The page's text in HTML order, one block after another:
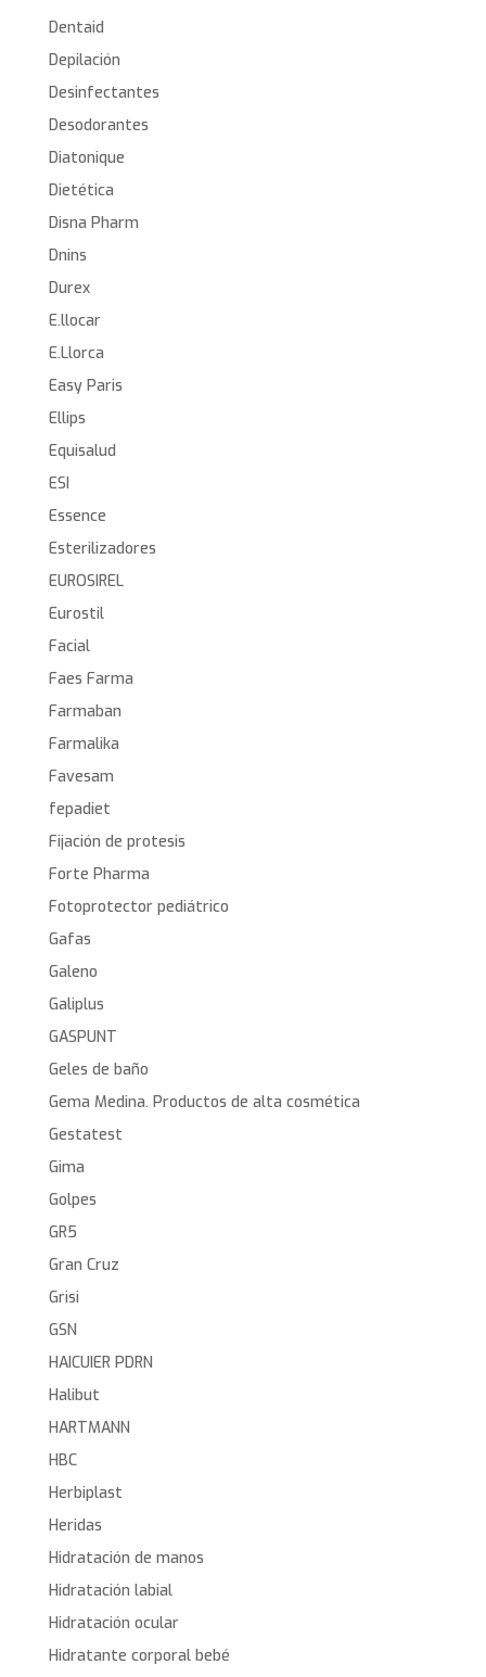
Dentaid
Depilación
Desinfectantes
Desodorantes
Diatonique
Dietética
Disna Pharm
Dnins
Durex
E.llocar
E.Llorca
Easy Paris
Ellips
Equisalud
ESI
Essence
Esterilizadores
EUROSIREL
Eurostil
Facial
Faes Farma
Farmaban
Farmalika
Favesam
fepadiet
Fijación de protesis
Forte Pharma
Fotoprotector pediátrico
Gafas
Galeno
Galiplus
GASPUNT
Geles de baño
Gema Medina. Productos de alta cosmética
Gestatest
Gima
Golpes
GR5
Gran Cruz
Grisi
GSN
HAICUIER PDRN
Halibut
HARTMANN
HBC
Herbiplast
Heridas
Hidratación de manos
Hidratación labial
Hidratación ocular
Hidratante corporal bebé